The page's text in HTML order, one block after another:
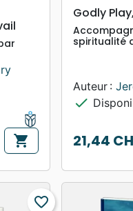
shopping_cart
search
Godly
spiritualité
Auteur :
check
Prix
21,44
favorite_border